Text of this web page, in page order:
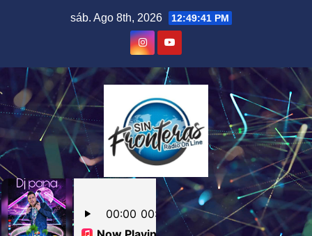
sáb. Ago 8th, 2026 12:49:42 PM